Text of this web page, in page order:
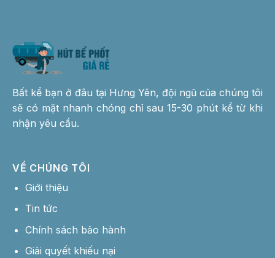
Bất kể bạn ở đâu tại Hưng Yên, đội ngũ của chúng tôi
sẽ có mặt nhanh chóng chỉ sau 15-30 phút kể từ khi
nhận yêu cầu.
VỀ CHÚNG TÔI
Giới thiệu
Tin tức
Chính sách bảo hành
Giải quyết khiếu nại